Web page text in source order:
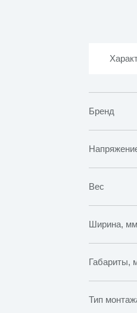
Бренд
Вес
Ширина,
Габариты,
Тип